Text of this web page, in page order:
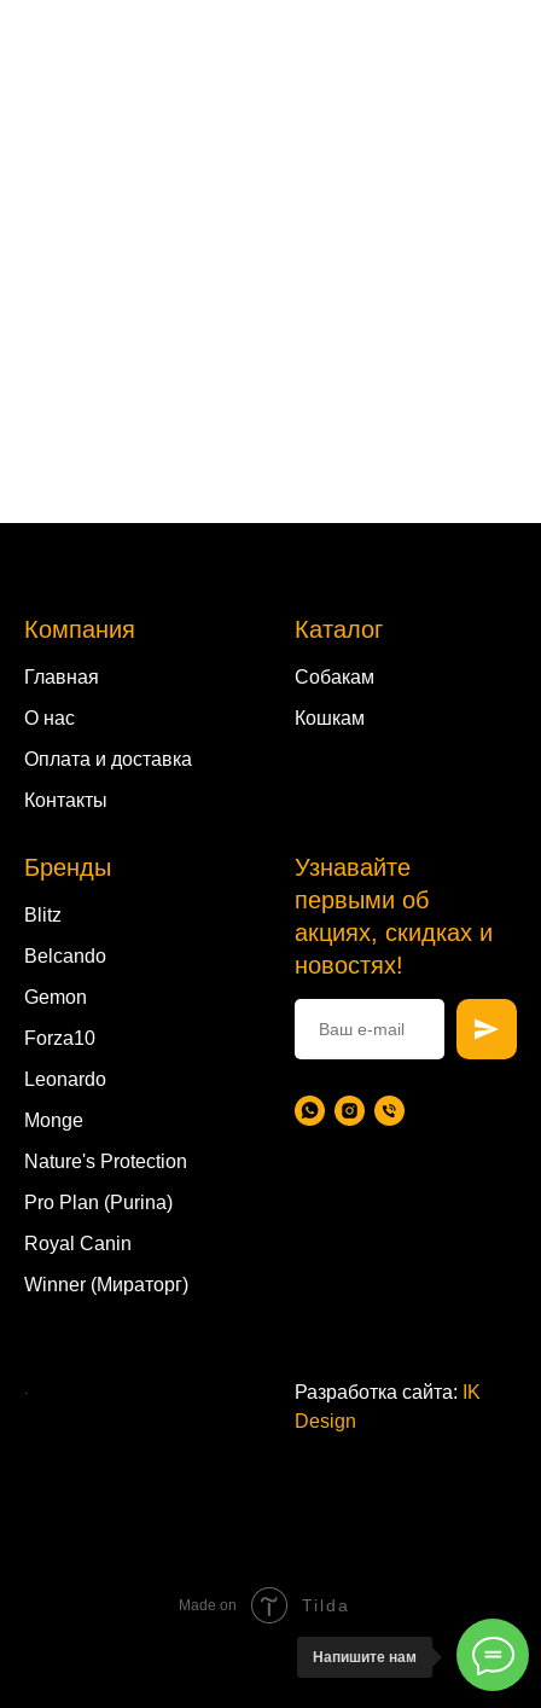
Компания
Главная
О нас
Оплата и доставка
Контакты
Каталог
Собакам
Кошкам
Бренды
Blitz
Belcando
Gemon
Forza10
Leonardo
Monge
Nature's Protection
Pro Plan (Purina)
Royal Canin
Winner (Мираторг)
Узнавайте
первыми об
акциях, скидках и
новостях!
Разработка сайта:
IK
Design
Напишите нам
Made on Tilda